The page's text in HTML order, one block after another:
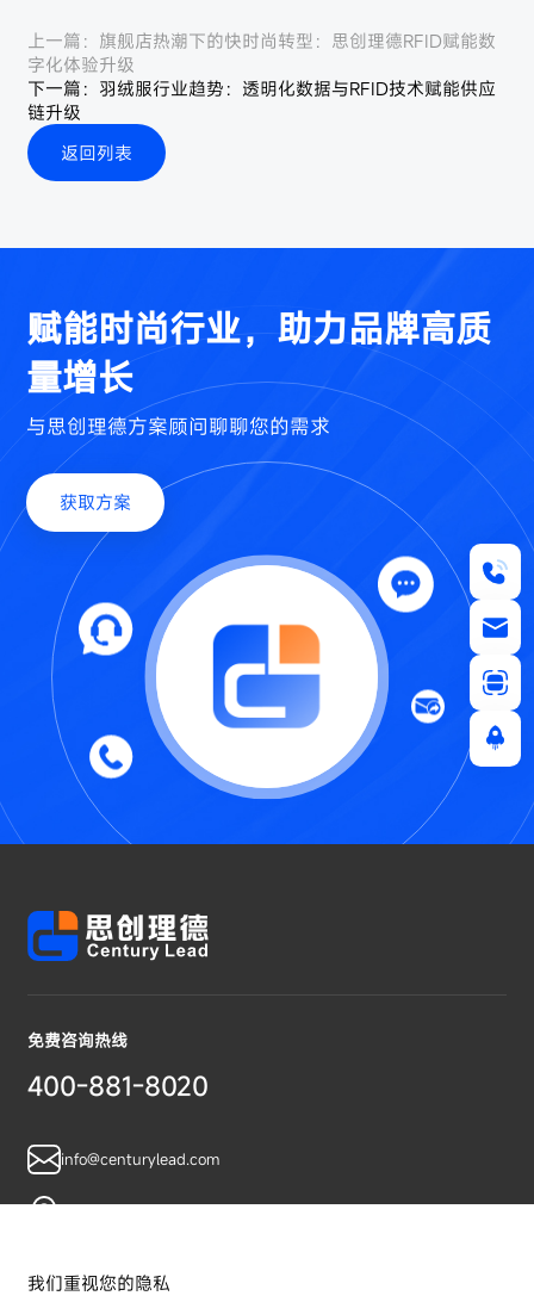
上一篇： 旗舰店热潮下的快时尚转型：思创理德RFID赋能数
字化体验升级
下一篇： 羽绒服行业趋势：透明化数据与RFID技术赋能供应
链升级
返回列表
赋能时尚行业，助力品牌高质
量增长
与思创理德方案顾问聊聊您的需求
获取方案
免费咨询热线
400-881-8020
info@centurylead.com
我们重视您的隐私